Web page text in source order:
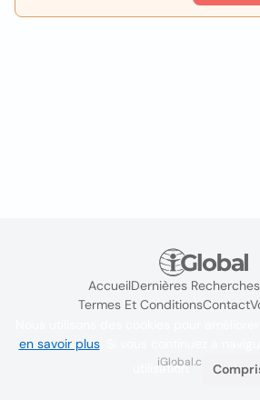
AccueilDernières Recherches
Termes Et ConditionsContact
iGlobal.co @ 2024
en savoir plus. Si vous continuez à
utilisation.